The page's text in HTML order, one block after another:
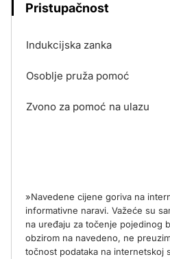
Pristupačnost
Indukcijska zanka
Osoblje pruža pomoć
Zvono za pomoć na ulazu
»Navedene cijene goriva na
informativne naravi. Važeće su
na uređaju za točenje pojedinog
obzirom na navedeno, ne
točnost podataka na internetskoj